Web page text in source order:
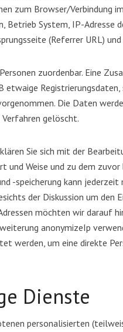
zum Browser/Verbindung
Betrieb System, IP-Adresse
(Referrer URL)
zuordenbar. Eine
Registrierungsdaten,
Die Daten
gelöscht.
Sie sich mit der
und Weise und zu dem
-speicherung kann
der Diskussion um den
möchten wir darauf
anonymizeIp
werden, um eine direkte
Dienste
personalisierten